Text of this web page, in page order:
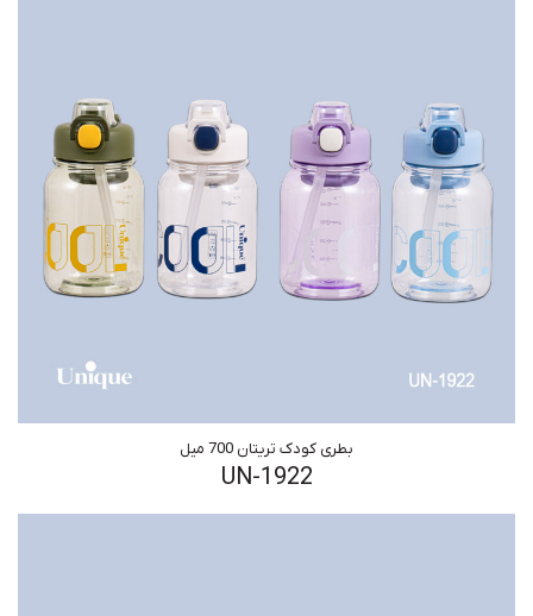
بطری کودک تریتان 700 میل
UN-1922